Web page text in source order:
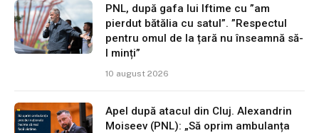
PNL, după gafa lui Iftime cu ”am
pierdut bătălia cu satul”. ”Respectul
pentru omul de la țară nu înseamnă să-
l minți”
10 august 2026
Apel după atacul din Cluj. Alexandrin
Moiseev (PNL): „Să oprim ambulanța